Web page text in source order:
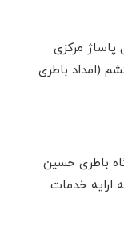
پاساژ مرکزی
باطری
باطری حسین
خدمات